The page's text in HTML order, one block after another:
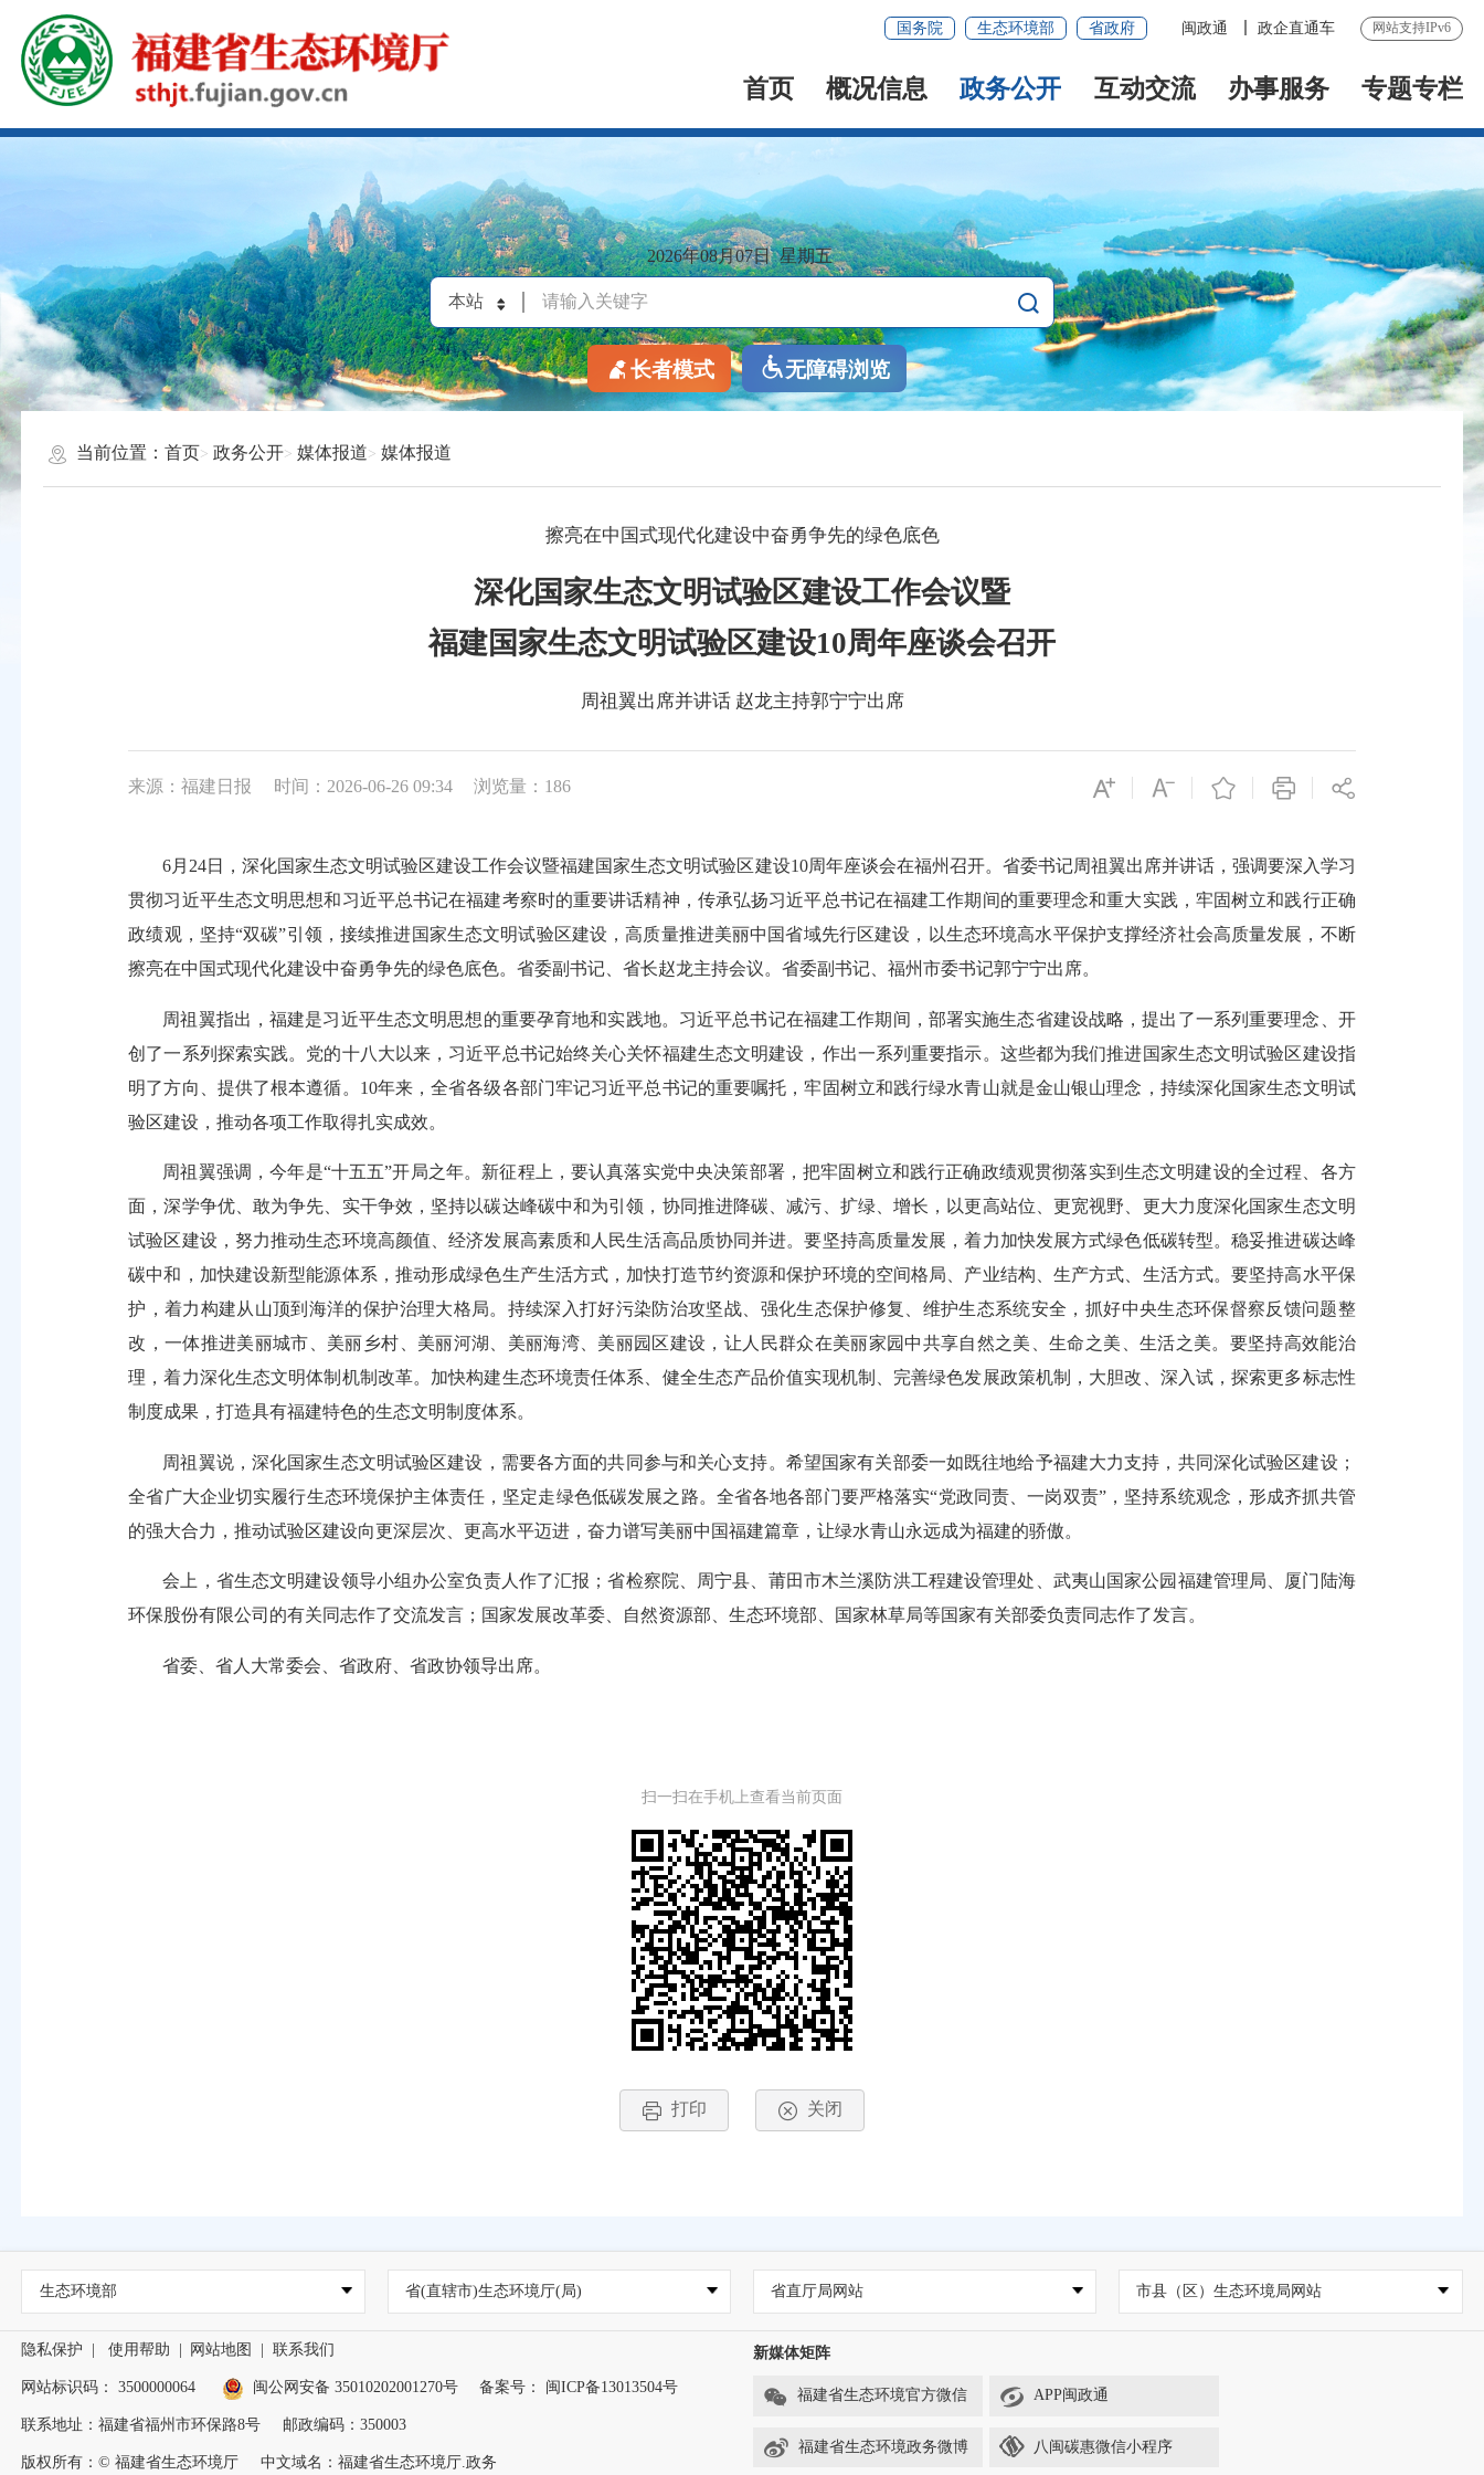
国务院 生态环境部 省政府 闽政通 政企直通车 网站支持IPv6
首页 概况信息 政务公开 互动交流 办事服务 专题专栏
2026年08月07日 星期五
长者模式 无障碍浏览
当前位置：首页 政务公开 媒体报道 媒体报道
擦亮在中国式现代化建设中奋勇争先的绿色底色
深化国家生态文明试验区建设工作会议暨
福建国家生态文明试验区建设10周年座谈会召开
周祖翼出席并讲话 赵龙主持郭宁宁出席
来源：福建日报 时间：2026-06-26 09:34 浏览量：186
6月24日，深化国家生态文明试验区建设工作会议暨福建国家生态文明试验区建设10周年座谈会在福州召开。省委书记周祖翼出席并讲话，强调要深入学习
贯彻习近平生态文明思想和习近平总书记在福建考察时的重要讲话精神，传承弘扬习近平总书记在福建工作期间的重要理念和重大实践，牢固树立和践行正确
政绩观，坚持“双碳”引领，接续推进国家生态文明试验区建设，高质量推进美丽中国省域先行区建设，以生态环境高水平保护支撑经济社会高质量发展，不断
擦亮在中国式现代化建设中奋勇争先的绿色底色。省委副书记、省长赵龙主持会议。省委副书记、福州市委书记郭宁宁出席。
周祖翼指出，福建是习近平生态文明思想的重要孕育地和实践地。习近平总书记在福建工作期间，部署实施生态省建设战略，提出了一系列重要理念、开
创了一系列探索实践。党的十八大以来，习近平总书记始终关心关怀福建生态文明建设，作出一系列重要指示。这些都为我们推进国家生态文明试验区建设指
明了方向、提供了根本遵循。10年来，全省各级各部门牢记习近平总书记的重要嘱托，牢固树立和践行绿水青山就是金山银山理念，持续深化国家生态文明试
验区建设，推动各项工作取得扎实成效。
周祖翼强调，今年是“十五五”开局之年。新征程上，要认真落实党中央决策部署，把牢固树立和践行正确政绩观贯彻落实到生态文明建设的全过程、各方
面，深学争优、敢为争先、实干争效，坚持以碳达峰碳中和为引领，协同推进降碳、减污、扩绿、增长，以更高站位、更宽视野、更大力度深化国家生态文明
试验区建设，努力推动生态环境高颜值、经济发展高素质和人民生活高品质协同并进。要坚持高质量发展，着力加快发展方式绿色低碳转型。稳妥推进碳达峰
碳中和，加快建设新型能源体系，推动形成绿色生产生活方式，加快打造节约资源和保护环境的空间格局、产业结构、生产方式、生活方式。要坚持高水平保
护，着力构建从山顶到海洋的保护治理大格局。持续深入打好污染防治攻坚战、强化生态保护修复、维护生态系统安全，抓好中央生态环保督察反馈问题整
改，一体推进美丽城市、美丽乡村、美丽河湖、美丽海湾、美丽园区建设，让人民群众在美丽家园中共享自然之美、生命之美、生活之美。要坚持高效能治
理，着力深化生态文明体制机制改革。加快构建生态环境责任体系、健全生态产品价值实现机制、完善绿色发展政策机制，大胆改、深入试，探索更多标志性
制度成果，打造具有福建特色的生态文明制度体系。
周祖翼说，深化国家生态文明试验区建设，需要各方面的共同参与和关心支持。希望国家有关部委一如既往地给予福建大力支持，共同深化试验区建设；
全省广大企业切实履行生态环境保护主体责任，坚定走绿色低碳发展之路。全省各地各部门要严格落实“党政同责、一岗双责”，坚持系统观念，形成齐抓共管
的强大合力，推动试验区建设向更深层次、更高水平迈进，奋力谱写美丽中国福建篇章，让绿水青山永远成为福建的骄傲。
会上，省生态文明建设领导小组办公室负责人作了汇报；省检察院、周宁县、莆田市木兰溪防洪工程建设管理处、武夷山国家公园福建管理局、厦门陆海
环保股份有限公司的有关同志作了交流发言；国家发展改革委、自然资源部、生态环境部、国家林草局等国家有关部委负责同志作了发言。
省委、省人大常委会、省政府、省政协领导出席。
扫一扫在手机上查看当前页面
打印 关闭
生态环境部 省(直辖市)生态环境厅(局) 省直厅局网站 市县（区）生态环境局网站
隐私保护 使用帮助 网站地图 联系我们
网站标识码： 3500000064 闽公网安备 35010202001270号 备案号： 闽ICP备13013504号
联系地址：福建省福州市环保路8号 邮政编码：350003
版权所有：© 福建省生态环境厅 中文域名：福建省生态环境厅.政务
新媒体矩阵
福建省生态环境官方微信 APP闽政通
福建省生态环境政务微博 八闽碳惠微信小程序